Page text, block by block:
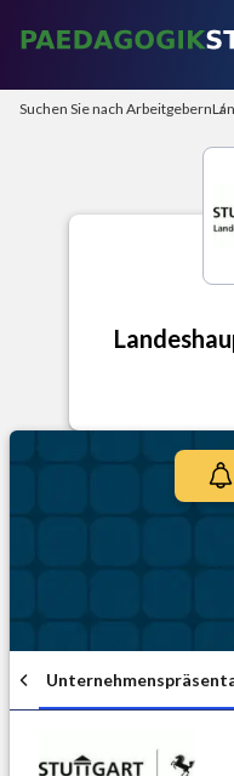
Suchen Sie nach Arbeitgebern